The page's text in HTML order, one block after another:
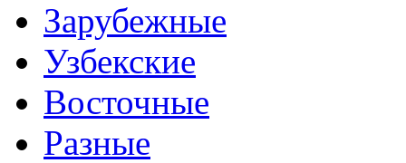
Зарубежные
Узбекские
Восточные
Разные